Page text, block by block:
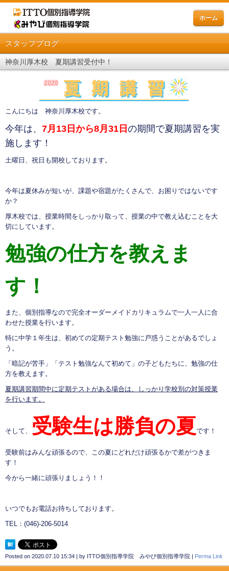
ホーム
スタッフブログ
神奈川厚木校 夏期講習受付中！
こんにちは 神奈川厚木校です。
今年は、 7月13日から8月31日 の期間で夏期講習を実
施します！
土曜日、祝日も開校しております。
今年は夏休みが短いが、課題や宿題がたくさんで、お困りではないです
か？
厚木校では、授業時間をしっかり取って、授業の中で教え込むことを大
切にしています。
勉強の仕方を教えま
す！
また、個別指導なので完全オーダーメイドカリキュラムで一人一人に合
わせた授業を行います。
特に中学１年生は、初めての定期テスト勉強に戸惑うことがあるでしょ
う。
「暗記が苦手」「テスト勉強なんて初めて」の子どもたちに、勉強の仕
方を教えます。
夏期講習期間中に定期テストがある場合は、しっかり学校別の対策授業
を行います。
そして、 受験生は勝負の夏です！
受験前はみんな頑張るので、この夏にどれだけ頑張るかで差がつきま
す！
今から一緒に頑張りましょう！！
いつでもお電話お待ちしております。
TEL：(046)-206-5014
Posted on 2020.07.10 15:34 | by ITTO個別指導学院 みやび個別指導学院 | Perma Link